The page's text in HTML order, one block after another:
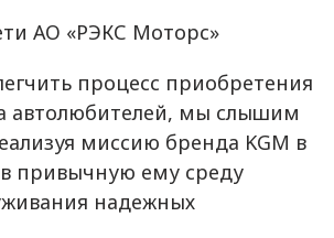
АО «РЭКС Моторс»
процесс приобретения
автолюбителей, мы слышим
миссию бренда KGM в
в привычную ему среду
надежных